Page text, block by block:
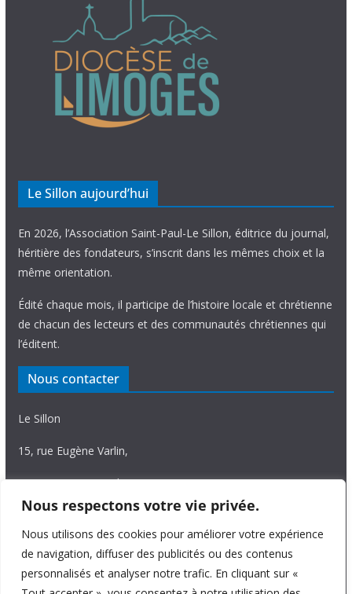
Nous respectons votre vie privée.
Nous utilisons des cookies pour améliorer votre expérience
de navigation, diffuser des publicités ou des contenus
personnalisés et analyser notre trafic. En cliquant sur «
Le Sillon aujourd’hui
En 2026, l’Association Saint-Paul-Le Sillon, éditrice du journal,
héritière des fondateurs, s’inscrit dans les mêmes choix et la
même orientation.
Édité chaque mois, il participe de l’histoire locale et chrétienne
de chacun des lecteurs et des communautés chrétiennes qui
l’éditent.
Nous contacter
Le Sillon
15, rue Eugène Varlin,
87036 Limoges Cedex.
Tél. 05 55 06 14 15
Nous écrire